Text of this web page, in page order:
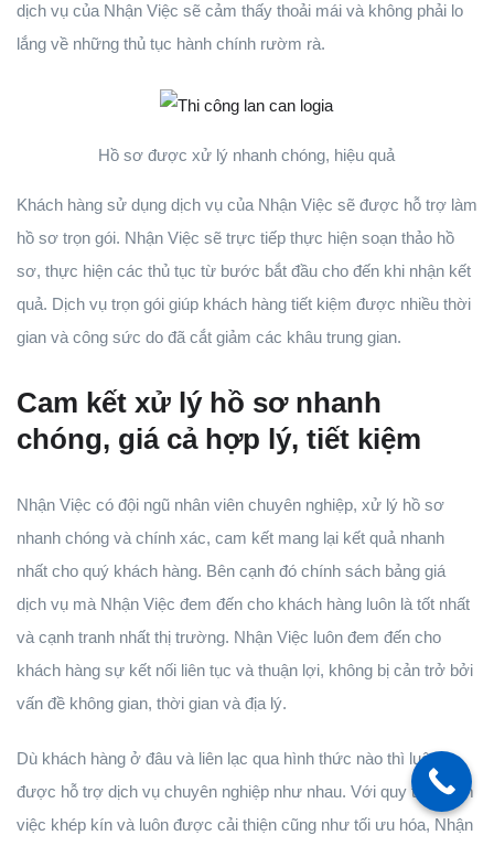
dịch vụ của Nhận Việc sẽ cảm thấy thoải mái và không phải lo
lắng về những thủ tục hành chính rườm rà.
Hồ sơ được xử lý nhanh chóng, hiệu quả
Khách hàng sử dụng dịch vụ của Nhận Việc sẽ được hỗ trợ làm
hồ sơ trọn gói. Nhận Việc sẽ trực tiếp thực hiện soạn thảo hồ
sơ, thực hiện các thủ tục từ bước bắt đầu cho đến khi nhận kết
quả. Dịch vụ trọn gói giúp khách hàng tiết kiệm được nhiều thời
gian và công sức do đã cắt giảm các khâu trung gian.
Cam kết xử lý hồ sơ nhanh
chóng, giá cả hợp lý, tiết kiệm
Nhận Việc có đội ngũ nhân viên chuyên nghiệp, xử lý hồ sơ
nhanh chóng và chính xác, cam kết mang lại kết quả nhanh
nhất cho quý khách hàng. Bên cạnh đó chính sách bảng giá
dịch vụ mà Nhận Việc đem đến cho khách hàng luôn là tốt nhất
và cạnh tranh nhất thị trường. Nhận Việc luôn đem đến cho
khách hàng sự kết nối liên tục và thuận lợi, không bị cản trở bởi
vấn đề không gian, thời gian và địa lý.
Dù khách hàng ở đâu và liên lạc qua hình thức nào thì luôn
được hỗ trợ dịch vụ chuyên nghiệp như nhau. Với quy trình làm
việc khép kín và luôn được cải thiện cũng như tối ưu hóa, Nhận